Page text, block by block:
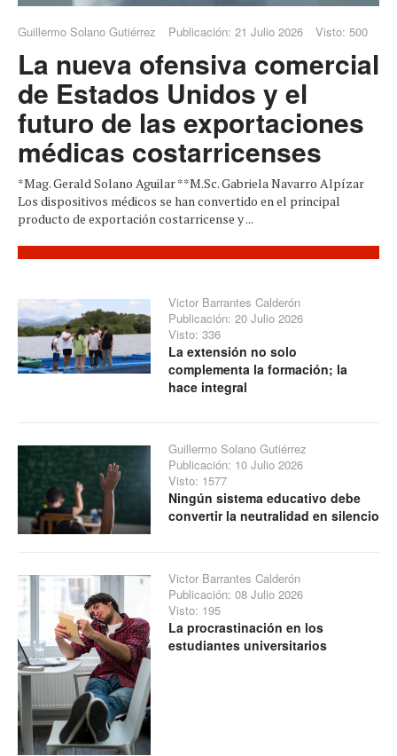
Guillermo Solano Gutiérrez Publicación: 21 Julio 2026 Visto: 500
La nueva ofensiva comercial
de Estados Unidos y el
futuro de las exportaciones
médicas costarricenses
*Mag. Gerald Solano Aguilar **M.Sc. Gabriela Navarro Alpízar
Los dispositivos médicos se han convertido en el principal
producto de exportación costarricense y ...
Victor Barrantes Calderón
Publicación: 20 Julio 2026
Visto: 336
La extensión no solo
complementa la formación; la
hace integral
Guillermo Solano Gutiérrez
Publicación: 10 Julio 2026
Visto: 1577
Ningún sistema educativo debe
convertir la neutralidad en silencio
Victor Barrantes Calderón
Publicación: 08 Julio 2026
Visto: 195
La procrastinación en los
estudiantes universitarios